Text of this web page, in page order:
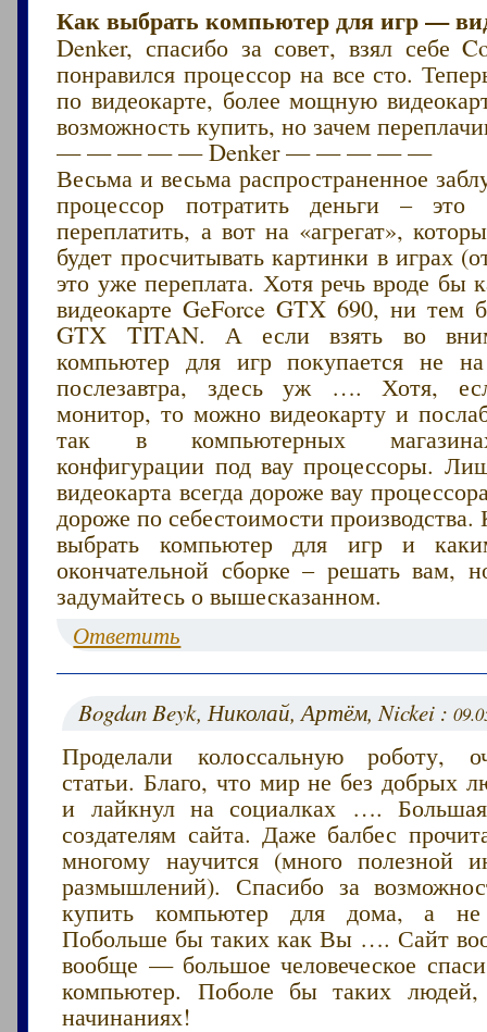
Как выбрать компьютер для игр —
Denker, спасибо за совет, взял себе
понравился процессор на все сто.
по видеокарте, более мощную
возможность купить, но зачем
— — — — — Denker — — — — —
Весьма и весьма распространенное
процессор потратить деньги –
переплатить, а вот на «агрегат»,
будет просчитывать картинки в играх
это уже переплата. Хотя речь вроде бы
видеокарте GeForce GTX 690, ни тем
GTX TITAN. А если взять во
компьютер для игр покупается не
послезавтра, здесь уж …. Хотя,
монитор, то можно видеокарту и
так в компьютерных
конфигурации под вау процессоры.
видеокарта всегда дороже вау
дороже по себестоимости
выбрать компьютер для игр и
окончательной сборке – решать вам,
задумайтесь о вышесказанном.
Ответить
Bogdan Beyk, Николай, Артём, Nickei :
Проделали колоссальную роботу,
статьи. Благо, что мир не без добрых
и лайкнул на социалках …. Большая
создателям сайта. Даже балбес
многому научится (много полезной
размышлений). Спасибо за
купить компьютер для дома, а
Побольше бы таких как Вы …. Сайт
вообще — большое человеческое
компьютер. Поболе бы таких людей,
начинаниях!